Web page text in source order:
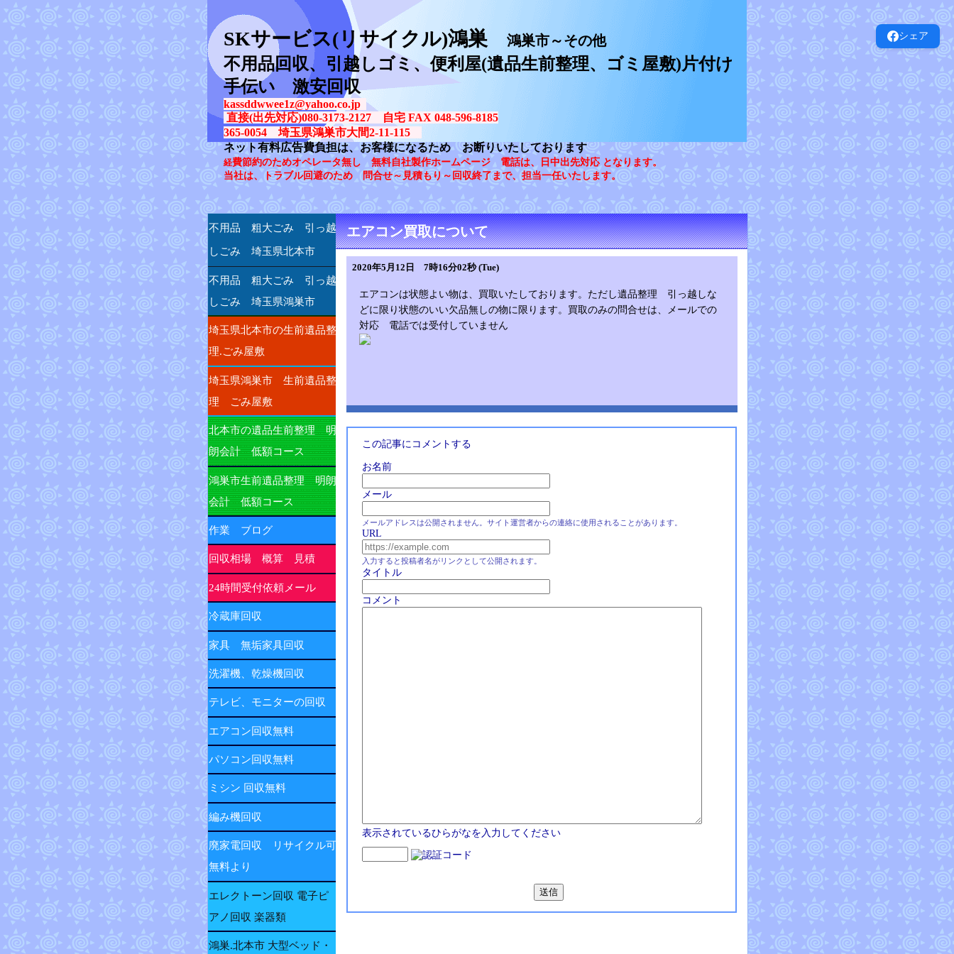
シェア
SKサービス(リサイクル)鴻巣 鴻巣市～その他
不用品回収、引越しゴミ、便利屋(遺品生前整理、ゴミ屋敷)片付け
手伝い 激安回収
kassddwwee1z@yahoo.co.jp
直接(出先対応)080-3173-2127 自宅 FAX 048-596-8185
365-0054 埼玉県鴻巣市大間2-11-115
ネット有料広告費負担は、お客様になるため お断りいたしております
経費節約のためオペレータ無し 無料自社製作ホームページ 電話は、日中出先対応 となります。
当社は、トラブル回避のため 問合せ～見積もり～回収終了まで、担当一任いたします。
エアコン買取について
2020年5月12日 7時16分02秒 (Tue)
エアコンは状態よい物は、買取いたしております。ただし遺品整理 引っ越しな
どに限り状態のいい欠品無しの物に限ります。買取のみの問合せは、メールでの
対応 電話では受付していません
この記事にコメントする
お名前
メール
メールアドレスは公開されません。サイト運営者からの連絡に使用されることがあります。
URL
入力すると投稿者名がリンクとして公開されます。
タイトル
コメント
表示されているひらがなを入力してください
不用品 粗大ごみ 引っ越
しごみ 埼玉県北本市
不用品 粗大ごみ 引っ越
しごみ 埼玉県鴻巣市
埼玉県北本市の生前遺品整
理.ごみ屋敷
埼玉県鴻巣市 生前遺品整
理 ごみ屋敷
北本市の遺品生前整理 明
朗会計 低額コース
鴻巣市生前遺品整理 明朗
会計 低額コース
作業 ブログ
回収相場 概算 見積
24時間受付依頼メール
冷蔵庫回収
家具 無垢家具回収
洗濯機、乾燥機回収
テレビ、モニターの回収
エアコン回収無料
パソコン回収無料
ミシン 回収無料
編み機回収
廃家電回収 リサイクル可
無料より
エレクトーン回収 電子ピ
アノ回収 楽器類
鴻巣.北本市 大型ベッド・